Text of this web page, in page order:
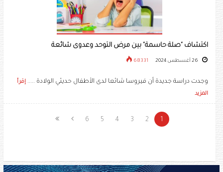
اكتشاف "صلة حاسمة" بين مرض التوحد وعدوى شائعة
68331
وجدت دراسة جديدة أن فيروسا شائعا لدى الأطفال حديثي الولادة ..... إقرأ
المزيد
1
2
3
4
5
6